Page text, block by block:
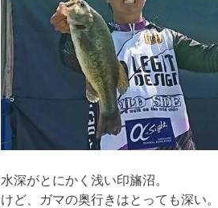
水深がとにかく浅い印旛沼。
けど、ガマの奥行きはとっても深い。